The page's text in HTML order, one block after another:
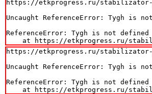
https://etkprogress.ru/stabilizator-
Uncaught ReferenceError: Tygh is
ReferenceError: Tygh is not defined
at https://etkprogress.ru/
https://etkprogress.ru/stabilizator-
Uncaught ReferenceError: Tygh is
ReferenceError: Tygh is not defined
at https://etkprogress.ru/